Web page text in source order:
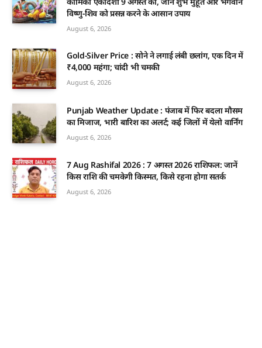
विष्णु-शिव को प्रसन्न करने के आसान उपाय
August 6, 2026
Gold-Silver Price : सोने ने लगाई लंबी छलांग, एक दिन में
₹4,000 महंगा; चांदी भी चमकी
August 6, 2026
Punjab Weather Update : पंजाब में फिर बदला मौसम
का मिजाज, भारी बारिश का अलर्ट; कई जिलों में येलो वार्निंग
August 6, 2026
7 Aug Rashifal 2026 : 7 अगस्त 2026 राशिफल: जानें
किस राशि की चमकेगी किस्मत, किसे रहना होगा सतर्क
August 6, 2026